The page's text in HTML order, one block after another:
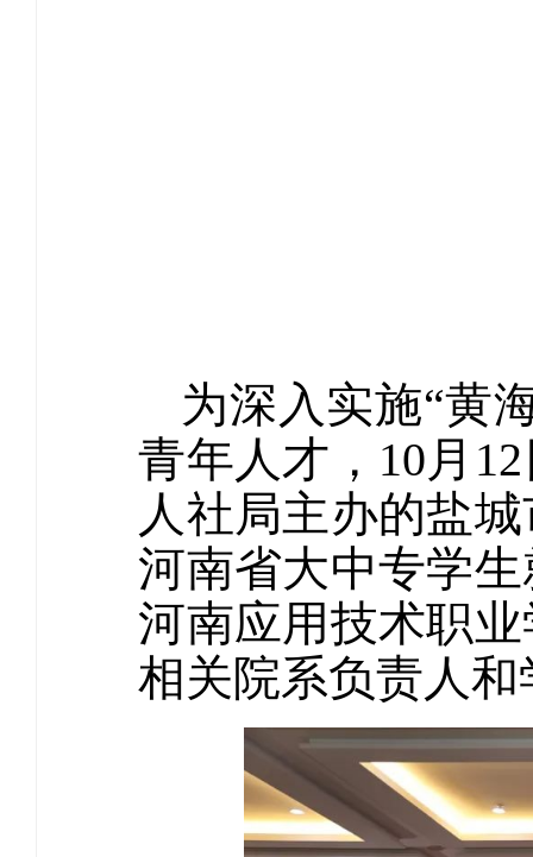
为深入实施“黄
青年人才，10月
人社局主办的盐
河南省大中专学
河南应用技术职
相关院系负责人